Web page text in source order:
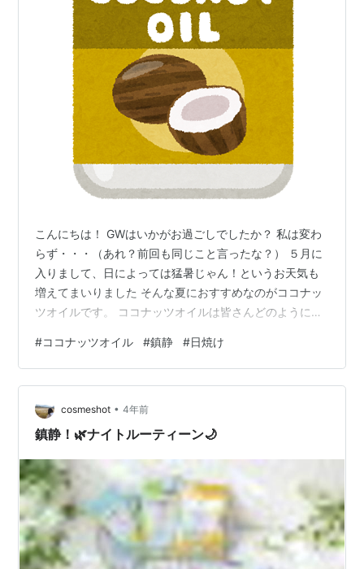
こんにちは！ GWはいかがお過ごしでしたか？ 私は変わ
らず・・・（あれ？前回も同じこと言ったな？） ５月に
入りまして、日によっては猛暑じゃん！というお天気も
増えてまいりました そんな夏におすすめなのがココナッ
ツオイルです。 ココナッツオイルは皆さんどのように使
方も多いと思いますが、 より有用なのは、炎天下の元で
外出した日・・・つまり日焼けをしてしまった時です。
ココナッツは冷やす性質を持つため火照った肌に塗布す
ると鎮静してくれます。 アレルギーさえなければ日焼け
止めとしても使用できます。 ただ、SPFは低いため日焼
#ココナッツオイル #鎮静 #日焼け
cosmeshot • 4年前
鎮静！🌿ナイトルーティーン🌙